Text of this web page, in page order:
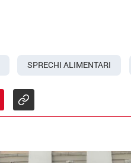
SPRECHI ALIMENTARI